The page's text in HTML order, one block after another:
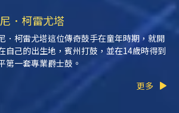
．柯雷尤塔
．柯雷尤塔這位傳奇鼓手在童年時期，就開
自己的出生地，賓州打鼓，並在14歲時得到
第一套專業爵士鼓。
更多